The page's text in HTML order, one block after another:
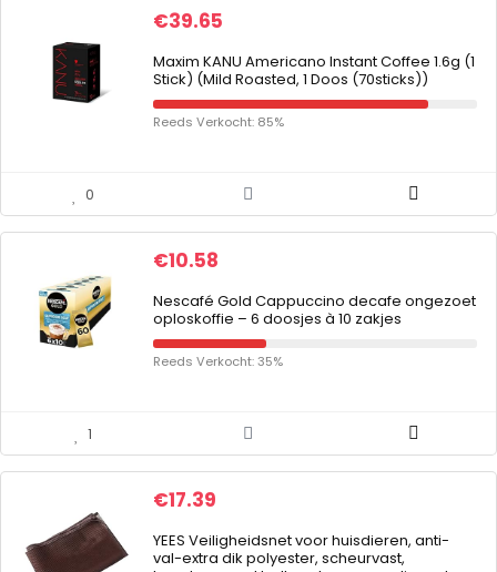
€39.65
Maxim KANU Americano Instant Coffee 1.6g (1
Stick) (Mild Roasted, 1 Doos (70sticks))
Reeds Verkocht: 85%
0
€10.58
Nescafé Gold Cappuccino decafe ongezoet
oploskoffie – 6 doosjes à 10 zakjes
Reeds Verkocht: 35%
1
€17.39
YEES Veiligheidsnet voor huisdieren, anti-
val-extra dik polyester, scheurvast,